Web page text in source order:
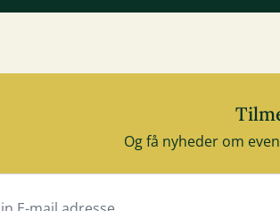
Og få nyheder om